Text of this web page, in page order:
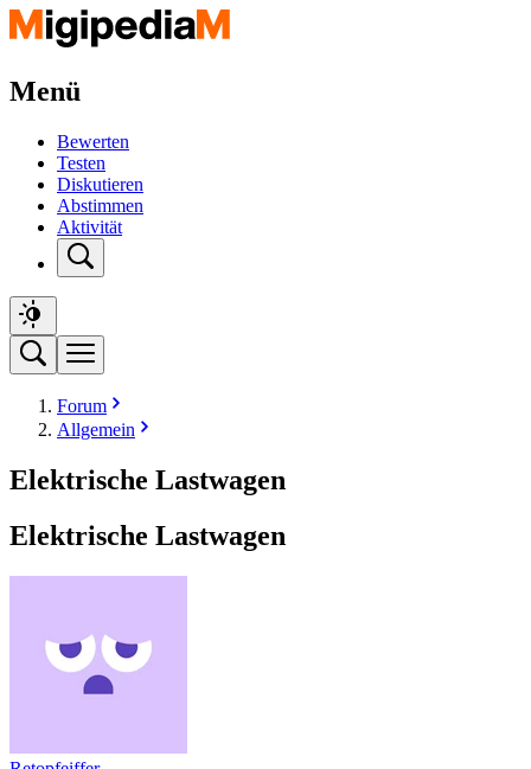
Menü
Bewerten
Testen
Diskutieren
Abstimmen
Aktivität
Forum
Allgemein
Elektrische Lastwagen
Elektrische Lastwagen